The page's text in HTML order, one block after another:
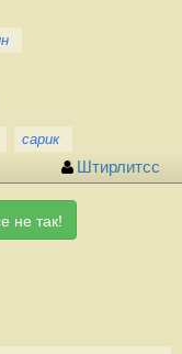
сарик
Штирлитсс
не так!